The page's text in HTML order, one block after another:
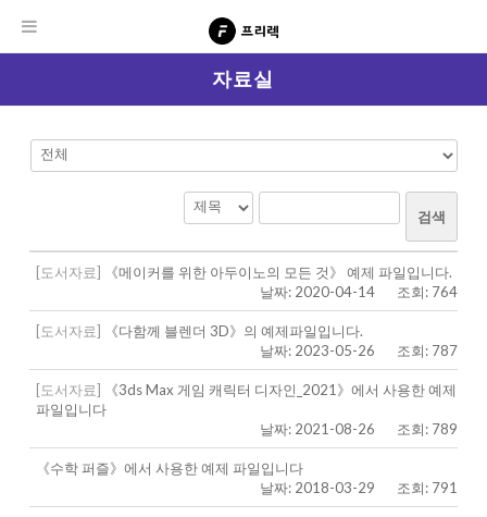
자료실
검색
[도서자료]
《메이커를 위한 아두이노의 모든 것》 예제 파일입니다.
날짜: 2020-04-14
조회: 764
[도서자료]
《다함께 블렌더 3D》의 예제파일입니다.
날짜: 2023-05-26
조회: 787
[도서자료]
《3ds Max 게임 캐릭터 디자인_2021》에서 사용한 예제
파일입니다
날짜: 2021-08-26
조회: 789
《수학 퍼즐》에서 사용한 예제 파일입니다
날짜: 2018-03-29
조회: 791